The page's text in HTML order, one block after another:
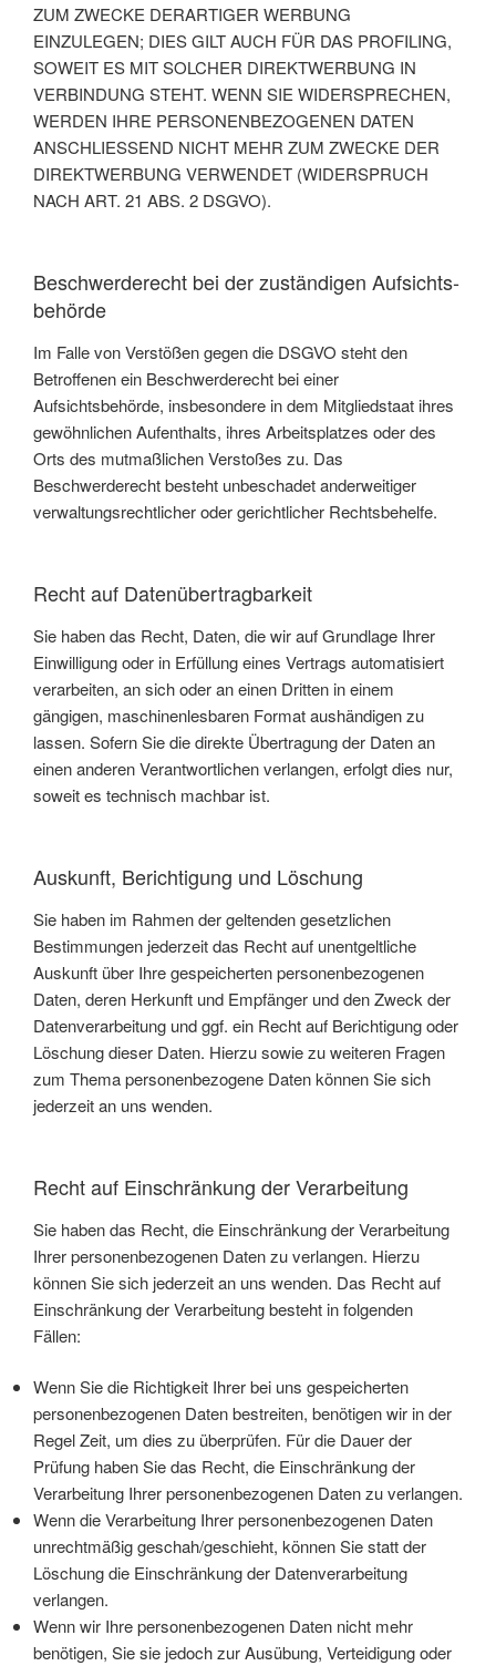
ZUM ZWECKE DERARTIGER WERBUNG
EINZULEGEN; DIES GILT AUCH FÜR DAS PROFILING,
SOWEIT ES MIT SOLCHER DIREKTWERBUNG IN
VERBINDUNG STEHT. WENN SIE WIDERSPRECHEN,
WERDEN IHRE PERSONENBEZOGENEN DATEN
ANSCHLIESSEND NICHT MEHR ZUM ZWECKE DER
DIREKTWERBUNG VERWENDET (WIDERSPRUCH
NACH ART. 21 ABS. 2 DSGVO).
Beschwerde­recht bei der zuständigen Aufsichts­
behörde
Im Falle von Verstößen gegen die DSGVO steht den
Betroffenen ein Beschwerderecht bei einer
Aufsichtsbehörde, insbesondere in dem Mitgliedstaat ihres
gewöhnlichen Aufenthalts, ihres Arbeitsplatzes oder des
Orts des mutmaßlichen Verstoßes zu. Das
Beschwerderecht besteht unbeschadet anderweitiger
verwaltungsrechtlicher oder gerichtlicher Rechtsbehelfe.
Recht auf Daten­übertrag­barkeit
Sie haben das Recht, Daten, die wir auf Grundlage Ihrer
Einwilligung oder in Erfüllung eines Vertrags automatisiert
verarbeiten, an sich oder an einen Dritten in einem
gängigen, maschinenlesbaren Format aushändigen zu
lassen. Sofern Sie die direkte Übertragung der Daten an
einen anderen Verantwortlichen verlangen, erfolgt dies nur,
soweit es technisch machbar ist.
Auskunft, Berichtigung und Löschung
Sie haben im Rahmen der geltenden gesetzlichen
Bestimmungen jederzeit das Recht auf unentgeltliche
Auskunft über Ihre gespeicherten personenbezogenen
Daten, deren Herkunft und Empfänger und den Zweck der
Datenverarbeitung und ggf. ein Recht auf Berichtigung oder
Löschung dieser Daten. Hierzu sowie zu weiteren Fragen
zum Thema personenbezogene Daten können Sie sich
jederzeit an uns wenden.
Recht auf Einschränkung der Verarbeitung
Sie haben das Recht, die Einschränkung der Verarbeitung
Ihrer personenbezogenen Daten zu verlangen. Hierzu
können Sie sich jederzeit an uns wenden. Das Recht auf
Einschränkung der Verarbeitung besteht in folgenden
Fällen:
Wenn Sie die Richtigkeit Ihrer bei uns gespeicherten
personenbezogenen Daten bestreiten, benötigen wir in der
Regel Zeit, um dies zu überprüfen. Für die Dauer der
Prüfung haben Sie das Recht, die Einschränkung der
Verarbeitung Ihrer personenbezogenen Daten zu verlangen.
Wenn die Verarbeitung Ihrer personenbezogenen Daten
unrechtmäßig geschah/geschieht, können Sie statt der
Löschung die Einschränkung der Datenverarbeitung
verlangen.
Wenn wir Ihre personenbezogenen Daten nicht mehr
benötigen, Sie sie jedoch zur Ausübung, Verteidigung oder